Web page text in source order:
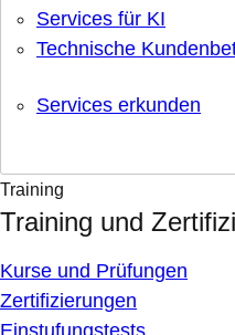
Services für KI
Technische
Services erkunden
Training
Training und
Kurse und Prüfungen
Zertifizierungen
Einstufungstests